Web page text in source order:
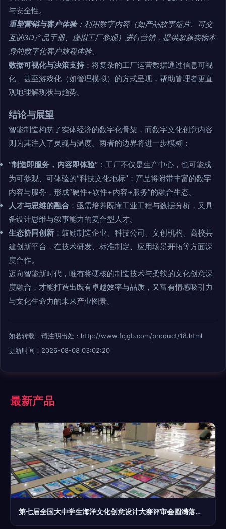
与安全性。
重塑营销与客户体验：利用数字内容（如产品故事短片、可交
互的3D产品手册、虚拟工厂参观）进行营销，提供超越实物本
身的数字化客户旅程体验。
数据可视化与决策支持 ：将复杂的工厂运营数据通过信息可视
化、甚至游戏化（如管理模拟）的方式呈现，帮助管理者更直
观地理解现状与趋势。
结论与展望
智能制造构筑了实体经济的数字化骨架，而数字文化创意内容
则为其注入了灵魂与温度。两者的边界将进一步模糊：
“制造即服务，内容即体验” ：工厂不仅是生产中心，也可能成
为可参观、可体验的“科技文化地标”；产品将附带丰富的数字
内容与服务，形成“硬件+软件+内容+服务”的融合生态。
人才与思维的融合 ：亟需培养既懂工业工程与数据分析，又具
备设计思维与叙事能力的复合型人才。
生态协同创新 ：鼓励制造企业、科技公司、文创机构、高校共
建创新平台，在技术研发、标准制定、应用场景开拓等方面深
度合作。
迈向智能新时代，唯有将硬核的制造技术与柔软的文化创意深
度融合，才能打造出既有卓越效率与品质，又富有情感吸引力
与文化生命力的未来产业图景。
如若转载，请注明出处：http://www.fcjgb.com/product/18.html
更新时间：2026-08-08 03:02:20
最新产品
第七届全国大中学生海洋文化创意设计大赛评审会圆满落幕 聚焦数字文化创意内容应用服务新生态